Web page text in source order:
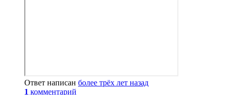
Ответ написан более трёх лет назад
1 комментарий